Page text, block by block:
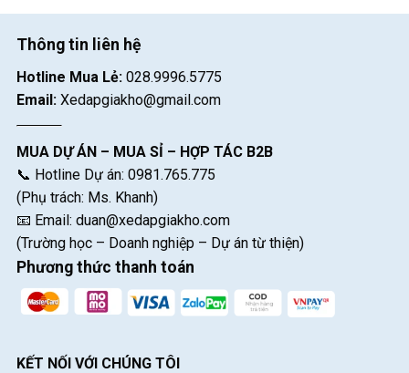
Thông tin liên hệ
Hotline Mua Lẻ: 028.9996.5775
Email: Xedapgiakho@gmail.com
MUA DỰ ÁN – MUA SỈ – HỢP TÁC B2B
📞 Hotline Dự án: 0981.765.775
(Phụ trách: Ms. Khanh)
📧 Email: duan@xedapgiakho.com
(Trường học – Doanh nghiệp – Dự án từ thiện)
Phương thức thanh toán
KẾT NỐI VỚI CHÚNG TÔI